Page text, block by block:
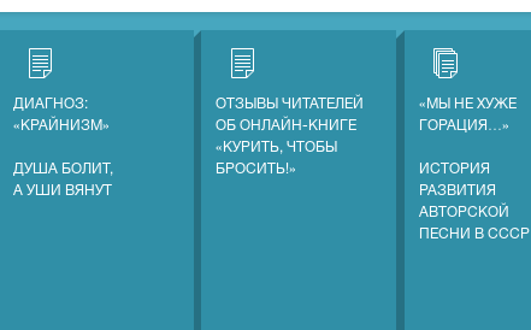
ДИАГНОЗ:
«КРАЙНИЗМ»
ДУША БОЛИТ,
А УШИ ВЯНУТ
ОТЗЫВЫ ЧИТАТЕЛЕЙ
ОБ ОНЛАЙН-КНИГЕ
«КУРИТЬ, ЧТОБЫ
БРОСИТЬ!»
«МЫ НЕ ХУЖЕ
ГОРАЦИЯ…»
ИСТОРИЯ
РАЗВИТИЯ
АВТОРСКОЙ
ПЕСНИ В СССР